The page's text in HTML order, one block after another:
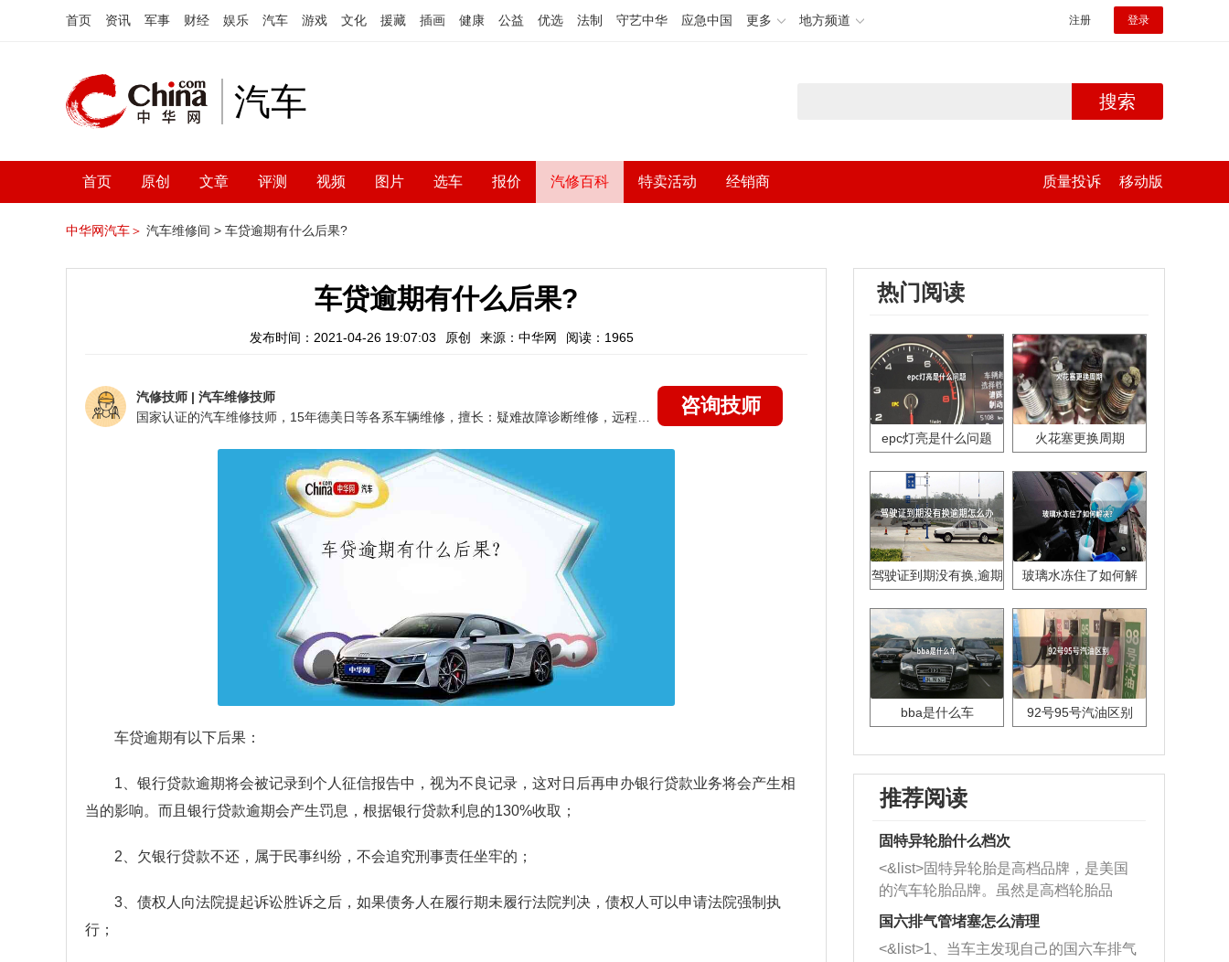
首页 资讯 军事 财经 娱乐 汽车 游戏 文化 援藏 插画 健康 公益 优选 法制 守艺中华 应急中国 更多 地方频道 注册 登录
汽车 搜索
首页 原创 文章 评测 视频 图片 选车 报价 汽修百科 特卖活动 经销商 质量投诉 移动版
中华网汽车＞ 汽车维修间 > 车贷逾期有什么后果?
车贷逾期有什么后果?
发布时间：2021-04-26 19:07:03 原创 来源：中华网 阅读：1965
汽修技师 | 汽车维修技师
咨询技师
车贷逾期有以下后果：
1、银行贷款逾期将会被记录到个人征信报告中，视为不良记录，这对日后再申办银行贷款业务将会产生相
当的影响。而且银行贷款逾期会产生罚息，根据银行贷款利息的130%收取；
2、欠银行贷款不还，属于民事纠纷，不会追究刑事责任坐牢的；
3、债权人向法院提起诉讼胜诉之后，如果债务人在履行期未履行法院判决，债权人可以申请法院强制执
行；
热门阅读
epc灯亮是什么问题 火花塞更换周期
驾驶证到期没有换,逾期
玻璃水冻住了如何解
bba是什么车 92号95号汽油区别
推荐阅读
固特异轮胎什么档次
<&list>固特异轮胎是高档品牌，是美国
的汽车轮胎品牌。虽然是高档轮胎品
牌，但是中高低端的轮胎都有生产，这
也是为了更好的开拓市场。
国六排气管堵塞怎么清理
<&list>1、当车主发现自己的国六车排气